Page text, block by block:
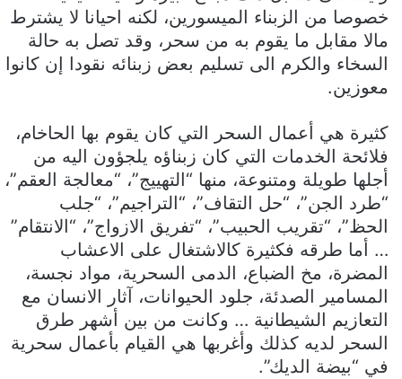
خصوصا من الزبناء الميسورين، لكنه احيانا لا يشترط
مالا مقابل ما يقوم به من سحر، وقد تصل به حالة
السخاء والكرم الى تسليم بعض زبنائه نقودا إن كانوا
معوزين.
كثيرة هي أعمال السحر التي كان يقوم بها الحاخام،
فلائحة الخدمات التي كان زبناؤه يلجؤون اليه من
أجلها طويلة ومتنوعة، منها “التهييج”، “معالجة العقم”،
“طرد الجن”، “حل التقاف”، “التراجيم”، “جلب
الحظ”، “تقريب الحبيب”، “تفريق الازواج”، “الانتقام”
… أما طرقه فكثيرة كالاشتغال على الاعشاب
المضرة، مخ الضباع، الدمى السحرية، مواد نجسة،
المسامير الصدئة، جلود الحيوانات، آثار الانسان مع
التعازيم الشيطانية … وكانت من بين أشهر طرق
السحر لديه كذلك وأغربها هي القيام بأعمال سحرية
في “بيضة الديك”.